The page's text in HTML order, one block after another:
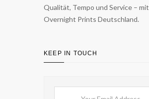
Qualität, Tempo und Service – mit
Overnight Prints Deutschland.
KEEP IN TOUCH